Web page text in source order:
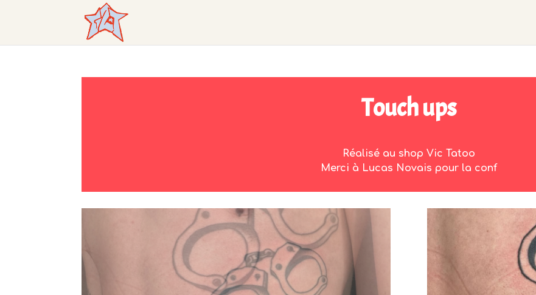
Touch ups
Réalisé au shop Vic Tatoo
Merci à Lucas Novais pour la conf